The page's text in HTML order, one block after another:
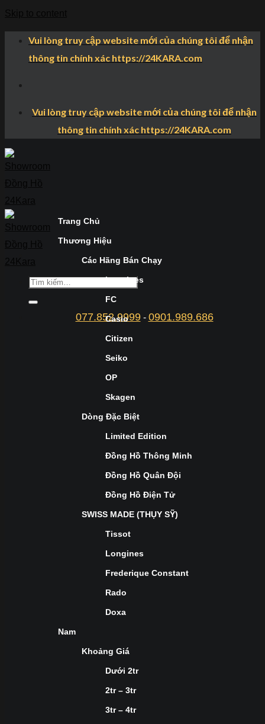
Vui lòng truy cập website mới của chúng tôi để nhận
thông tin chính xác https://24KARA.com
Vui lòng truy cập website mới của chúng tôi để nhận
thông tin chính xác https://24KARA.com
077.852.9999- 0901.989.686
Trang Chủ
Thương Hiệu
Các Hãng Bán Chạy
Longines
FC
Casio
Citizen
Seiko
OP
Skagen
Dòng Đặc Biệt
Limited Edition
Đồng Hồ Thông Minh
Đồng Hồ Quân Đội
Đồng Hồ Điện Tử
SWISS MADE (THỤY SỸ)
Tissot
Longines
Frederique Constant
Rado
Doxa
Nam
Khoảng Giá
Dưới 2tr
2tr – 3tr
3tr – 4tr